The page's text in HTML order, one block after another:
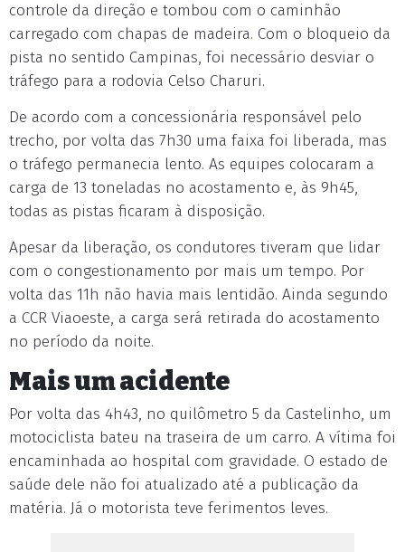
controle da direção e tombou com o caminhão
carregado com chapas de madeira. Com o bloqueio da
pista no sentido Campinas, foi necessário desviar o
tráfego para a rodovia Celso Charuri.
De acordo com a concessionária responsável pelo
trecho, por volta das 7h30 uma faixa foi liberada, mas
o tráfego permanecia lento. As equipes colocaram a
carga de 13 toneladas no acostamento e, às 9h45,
todas as pistas ficaram à disposição.
Apesar da liberação, os condutores tiveram que lidar
com o congestionamento por mais um tempo. Por
volta das 11h não havia mais lentidão. Ainda segundo
a CCR Viaoeste, a carga será retirada do acostamento
no período da noite.
Mais um acidente
Por volta das 4h43, no quilômetro 5 da Castelinho, um
motociclista bateu na traseira de um carro. A vítima foi
encaminhada ao hospital com gravidade. O estado de
saúde dele não foi atualizado até a publicação da
matéria. Já o motorista teve ferimentos leves.